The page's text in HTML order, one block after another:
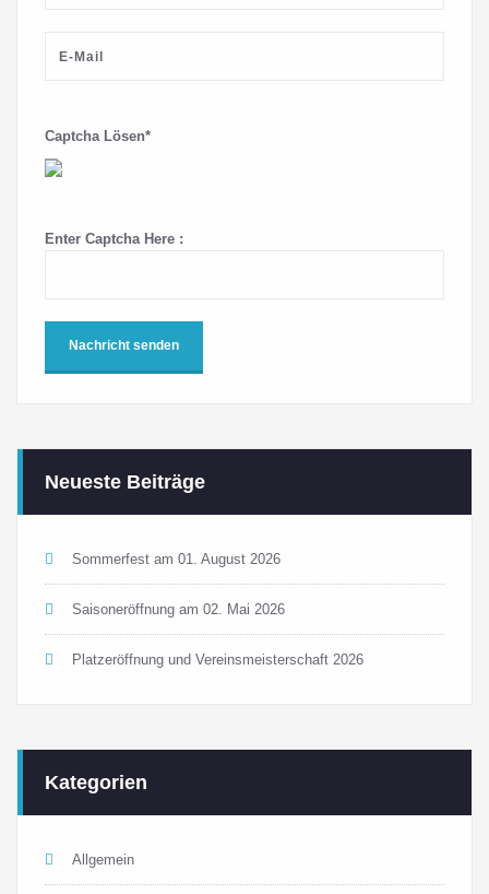
Captcha Lösen*
Enter Captcha Here :
Neueste Beiträge
Sommerfest am 01. August 2026
Saisoneröffnung am 02. Mai 2026
Platzeröffnung und Vereinsmeisterschaft 2026
Kategorien
Allgemein